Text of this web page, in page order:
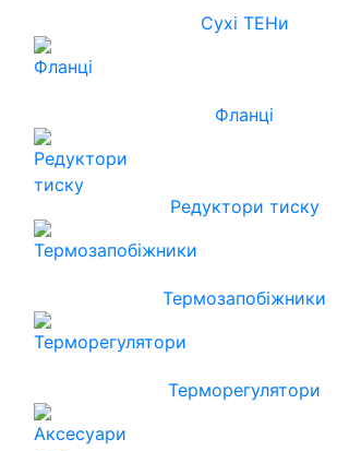
Сухі ТЕНи
Фланці
Редуктори тиску
Термозапобіжники
Терморегулятори